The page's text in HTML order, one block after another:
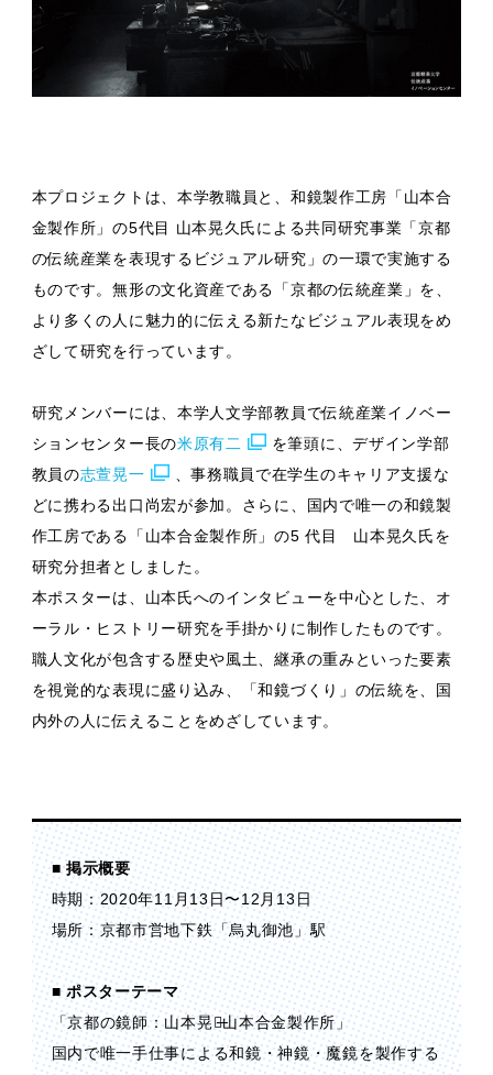
本プロジェクトは、本学教職員と、和鏡製作工房「山本合
金製作所」の5代目 山本晃久氏による共同研究事業「京都
の伝統産業を表現するビジュアル研究」の一環で実施する
ものです。無形の文化資産である「京都の伝統産業」を、
より多くの人に魅力的に伝える新たなビジュアル表現をめ
ざして研究を行っています。
研究メンバーには、本学人文学部教員で伝統産業イノベー
ションセンター長の米原有二
を筆頭に、デザイン学部
教員の志萱晃一
、事務職員で在学生のキャリア支援な
どに携わる出口尚宏が参加。さらに、国内で唯一の和鏡製
作工房である「山本合金製作所」の5 代目 山本晃久氏を
研究分担者としました。
本ポスターは、山本氏へのインタビューを中心とした、オ
ーラル・ヒストリー研究を手掛かりに制作したものです。
職人文化が包含する歴史や風土、継承の重みといった要素
を視覚的な表現に盛り込み、「和鏡づくり」の伝統を、国
内外の人に伝えることをめざしています。
■ 掲示概要
時期：2020年11月13日〜12月13日
場所：京都市営地下鉄「烏丸御池」駅
■ ポスターテーマ
「京都の鏡師：山本晃久̶山本合金製作所」
国内で唯一手仕事による和鏡・神鏡・魔鏡を製作する